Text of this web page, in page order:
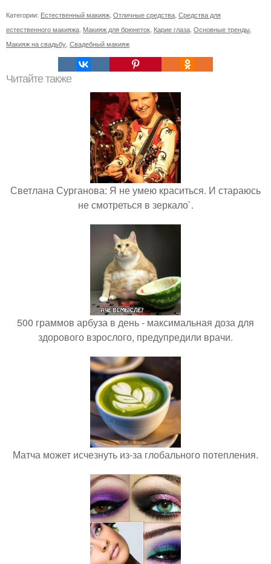
Категории: Естественный макияж Отличные средства Средства для
естественного макияжа Макияж для брюнеток Карие глаза Основные тренды
Макияж на свадьбу Свадебный макияж
Читайте также
Светлана Сурганова: Я не умею краситься. И стараюсь
не смотреться в зеркало`.
500 граммов арбуза в день - максимальная доза для
здорового взрослого, предупредили врачи.
Матча может исчезнуть из-за глобального потепления.